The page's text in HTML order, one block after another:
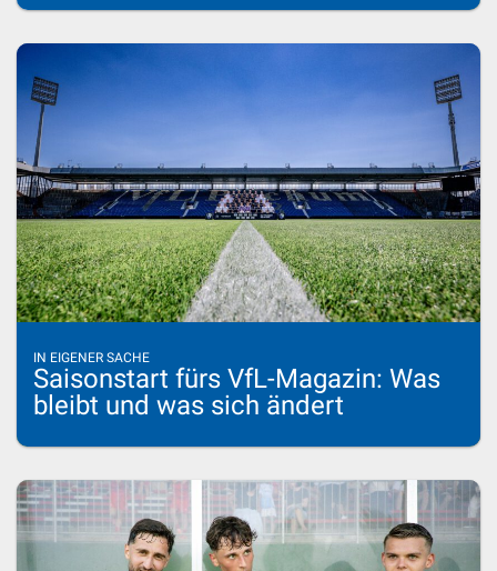
IN EIGENER SACHE
Saisonstart fürs VfL-Magazin: Was
bleibt und was sich ändert